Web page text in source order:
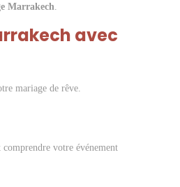
Marrakech.
avec
mariage de rêve.
votre événement